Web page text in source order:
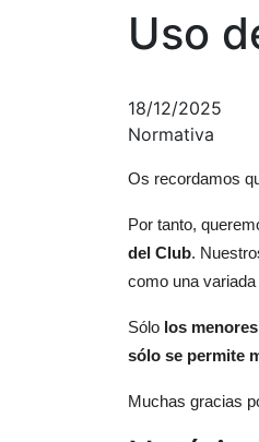
Uso
18/12/2025
Normativa
Os recordamos
Por tanto,
del Club.
como una
Sólo los
sólo se permite
Muchas gracias